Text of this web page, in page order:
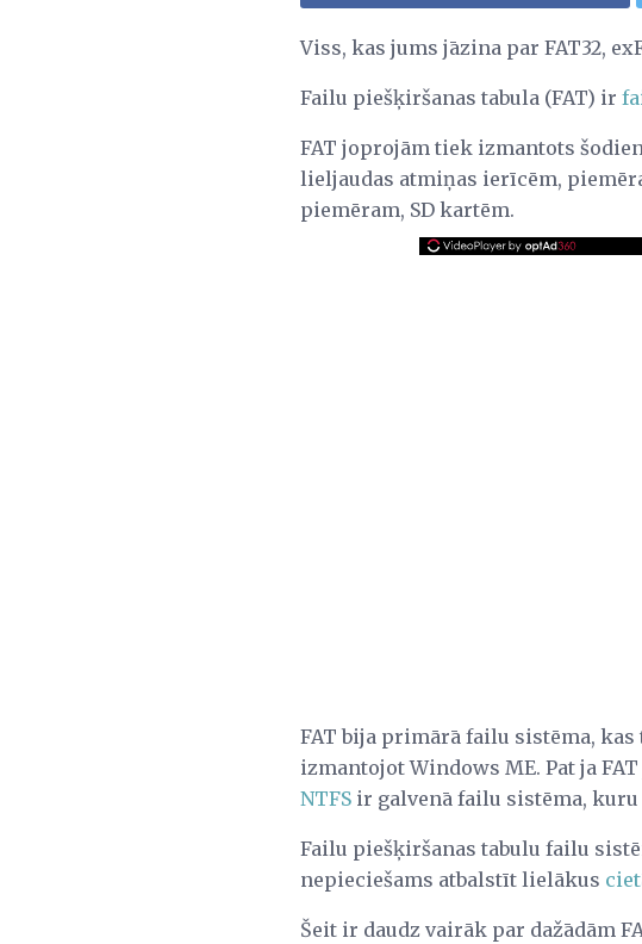
Viss, kas jums jāzina par FAT32,
Failu piešķiršanas tabula (FAT) ir
FAT joprojām tiek izmantots
lieljaudas atmiņas ierīcēm,
piemēram, SD kartēm.
FAT bija primārā failu sistēma,
izmantojot Windows ME. Pat ja
NTFS ir galvenā failu sistēma, kuru
Failu piešķiršanas tabulu failu
nepieciešams atbalstīt lielākus
Šeit ir daudz vairāk par dažādām